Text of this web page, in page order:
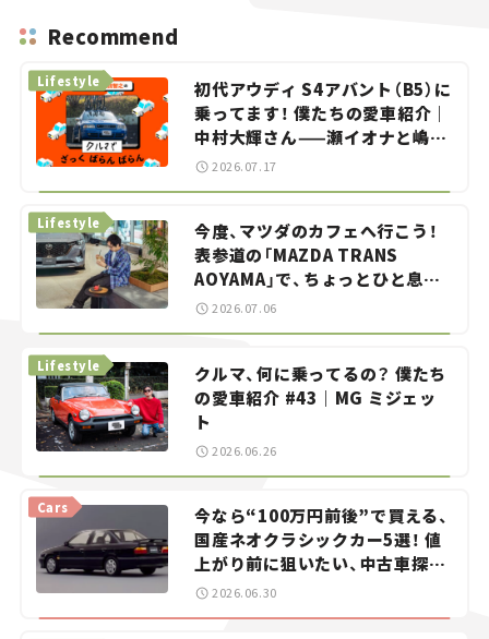
Recommend
初代アウディ S4アバント（B5）に
乗ってます！ 僕たちの愛車紹介｜
中村大輝さん——瀬イオナと嶋田
智之の「クルマでざっくばらんば
Lifestyle
2026.07.17
今度、マツダのカフェへ行こう！
表参道の「MAZDA TRANS
AOYAMA」で、ちょっとひと息。
——連載｜CCGとクルマでどうす
Lifestyle
2026.07.06
クルマ、何に乗ってるの？ 僕たち
の愛車紹介 #43｜MG ミジェッ
ト
Lifestyle
2026.06.26
今なら“100万円前後”で買える、
国産ネオクラシックカー5選！ 値
上がり前に狙いたい、中古車探し
をお手伝い――ちょっとイケてるマ
Cars
2026.06.30